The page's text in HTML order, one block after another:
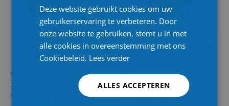
Clixo
Clixo Super Rainbow
Magnetische Bouwset 60
Clixo
Clixo Crew Pink Yellow
Magnetische Bouwset 30
Deze website gebruikt cookies om uw
gebruikerservaring te verbeteren. Door
onze website te gebruiken, stemt u in met
alle cookies in overeenstemming met ons
Cookiebeleid. Lees verder
ALLES ACCEPTEREN